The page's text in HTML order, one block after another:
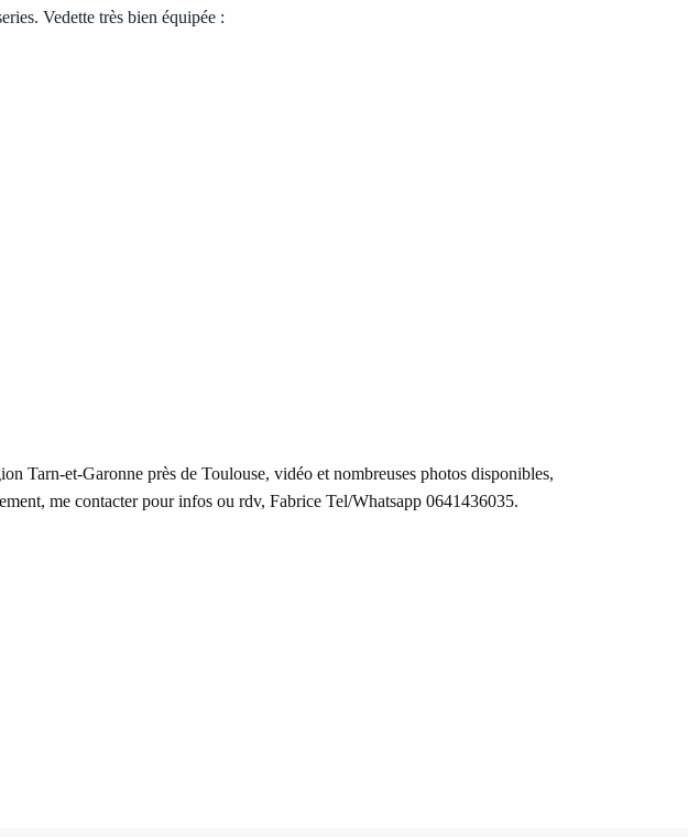
Vedette très bien équipée :
Tarn-et-Garonne près de Toulouse, vidéo et nombreuses photos disponibles,
me contacter pour infos ou rdv, Fabrice Tel/Whatsapp 0641436035.